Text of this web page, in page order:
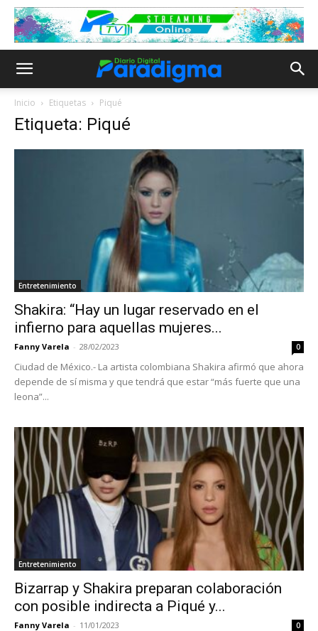
Inicio Etiquetas Piqué
Etiqueta: Piqué
Entretenimiento
Shakira: “Hay un lugar reservado en el
infierno para aquellas mujeres...
Fanny Varela - 28/02/2023 0
Ciudad de México.- La artista colombiana Shakira afirmó que ahora
depende de sí misma y que tendrá que estar “más fuerte que una
leona”...
Entretenimiento
Bizarrap y Shakira preparan colaboración
con posible indirecta a Piqué y...
Fanny Varela - 11/01/2023 0